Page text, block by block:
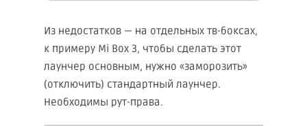
Из недостатков — на отдельных тв-боксах,
к примеру Mi Box 3, чтобы сделать этот
лаунчер основным, нужно «заморозить»
(отключить) стандартный лаунчер.
Необходимы рут-права.